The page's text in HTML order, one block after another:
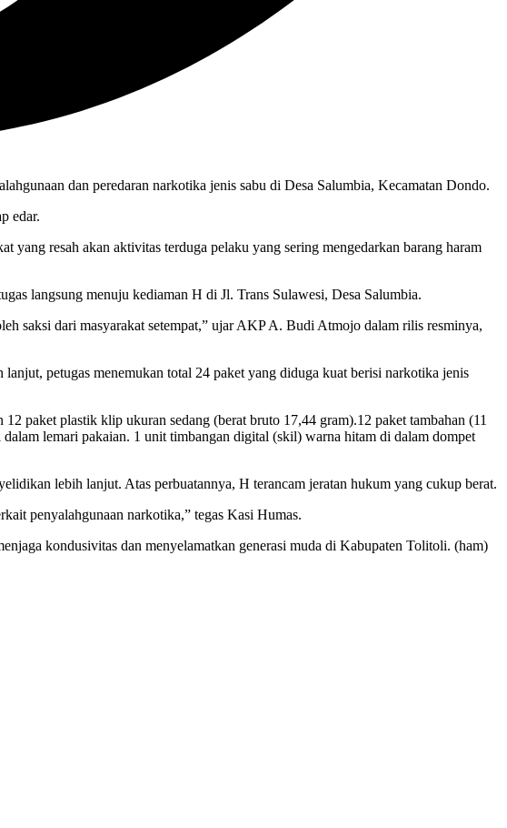
dan peredaran narkotika jenis sabu di Desa Salumbia, Kecamatan Dondo.
edar.
resah akan aktivitas terduga pelaku yang sering mengedarkan barang haram
langsung menuju kediaman H di Jl. Trans Sulawesi, Desa Salumbia.
saksi dari masyarakat setempat,” ujar AKP A. Budi Atmojo dalam rilis resminya,
petugas menemukan total 24 paket yang diduga kuat berisi narkotika jenis
paket plastik klip ukuran sedang (berat bruto 17,44 gram).12 paket tambahan (11
lemari pakaian. 1 unit timbangan digital (skil) warna hitam di dalam dompet
lebih lanjut. Atas perbuatannya, H terancam jeratan hukum yang cukup berat.
penyalahgunaan narkotika,” tegas Kasi Humas.
kondusivitas dan menyelamatkan generasi muda di Kabupaten Tolitoli. (ham)